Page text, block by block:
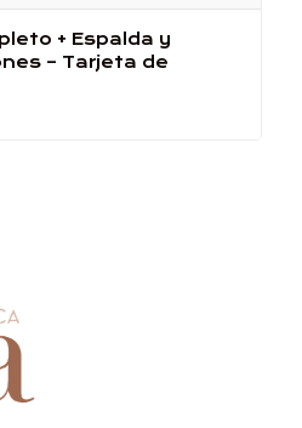
+ Espalda y
– Tarjeta de